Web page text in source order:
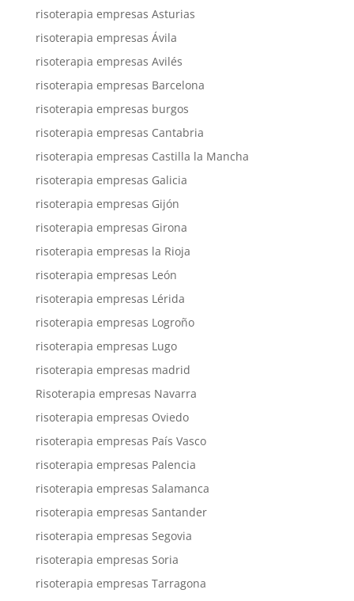
risoterapia empresas Asturias
risoterapia empresas Ávila
risoterapia empresas Avilés
risoterapia empresas Barcelona
risoterapia empresas burgos
risoterapia empresas Cantabria
risoterapia empresas Castilla la Mancha
risoterapia empresas Galicia
risoterapia empresas Gijón
risoterapia empresas Girona
risoterapia empresas la Rioja
risoterapia empresas León
risoterapia empresas Lérida
risoterapia empresas Logroño
risoterapia empresas Lugo
risoterapia empresas madrid
Risoterapia empresas Navarra
risoterapia empresas Oviedo
risoterapia empresas País Vasco
risoterapia empresas Palencia
risoterapia empresas Salamanca
risoterapia empresas Santander
risoterapia empresas Segovia
risoterapia empresas Soria
risoterapia empresas Tarragona